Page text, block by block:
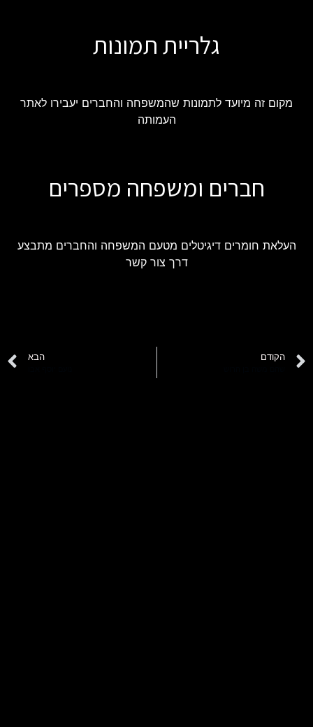
גלריית תמונות
מקום זה מיועד לתמונות שהמשפחה והחברים יעבירו לאתר
העמותה
חברים ומשפחה מספרים
העלאת חומרים דיגיטלים מטעם המשפחה והחברים מתבצע
דרך צור קשר
הקודם הבא